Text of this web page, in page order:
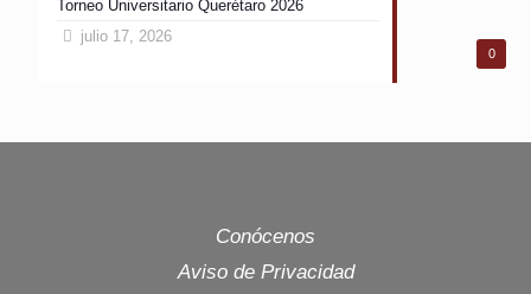
0
Torneo Universitario Querétaro 2026
julio 17, 2026
Conócenos
Aviso de Privacidad